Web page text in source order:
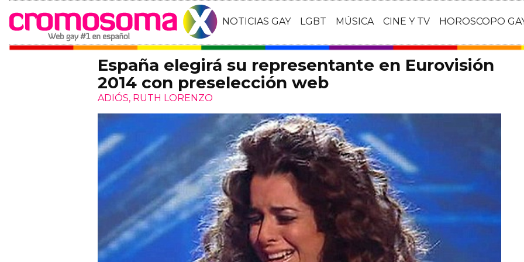
NOTICIAS GAY LGBT MÚSICA CINE Y TV HOROSCOPO
España elegirá su representante en Eurovisión
2014 con preselección web
ADIÓS, RUTH LORENZO